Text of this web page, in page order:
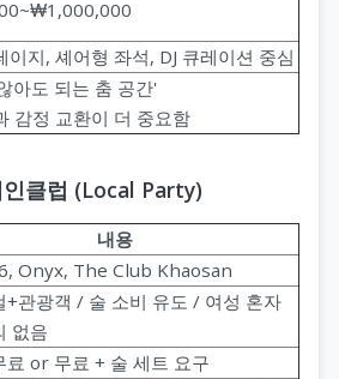
이지, 셰어형 좌석, DJ 큐레이션 중심
아도 되는 춤 공간'
감정 교환이 더 중요함
클럽 (Local Party)
내용
Onyx, The Club Khaosan
+관광객 / 술 소비 유도 / 여성 혼자
없음
료 or 무료 + 술 세트 요구